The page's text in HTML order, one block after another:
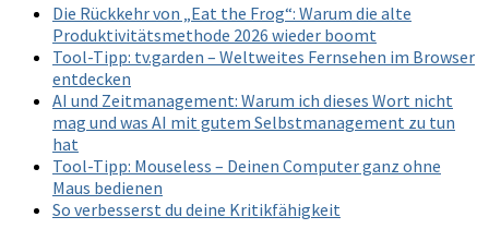
Die Rückkehr von „Eat the Frog“: Warum die alte
Produktivitätsmethode 2026 wieder boomt
Tool-Tipp: tv.garden – Weltweites Fernsehen im Browser
entdecken
AI und Zeitmanagement: Warum ich dieses Wort nicht
mag und was AI mit gutem Selbstmanagement zu tun
hat
Tool-Tipp: Mouseless – Deinen Computer ganz ohne
Maus bedienen
So verbesserst du deine Kritikfähigkeit